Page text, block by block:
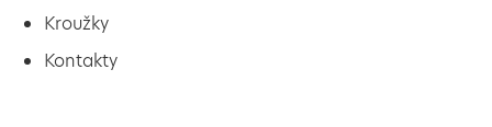
Kroužky
Kontakty